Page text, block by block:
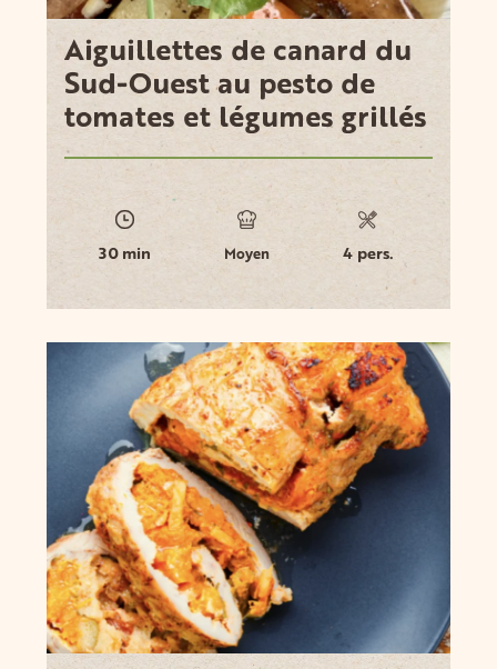
Aiguillettes de canard du
Sud-Ouest au pesto de
tomates et légumes grillés
30 min Moyen 4 pers.